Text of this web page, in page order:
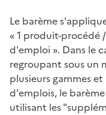
Le barème
« 1 produit-procédé
d'emploi ». Dans le
regroupant sous un
plusieurs gammes
d'emplois, le
utilisant les